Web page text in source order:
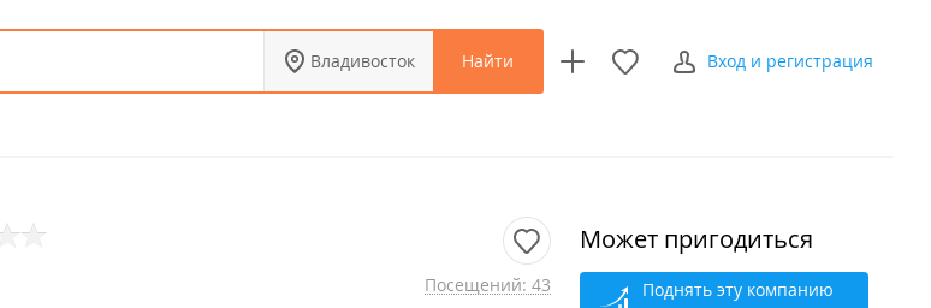
Владивосток Найти Вход и регистрация
Посещений: 43
Может пригодиться
Поднять эту компанию